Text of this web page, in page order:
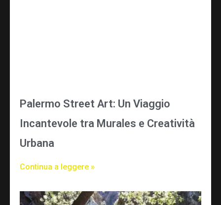
Palermo Street Art: Un Viaggio
Incantevole tra Murales e Creatività
Urbana
Continua a leggere »